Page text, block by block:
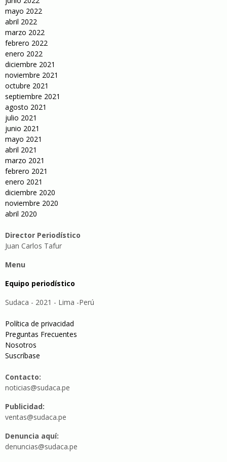
mayo 2022
abril 2022
marzo 2022
febrero 2022
enero 2022
diciembre 2021
noviembre 2021
octubre 2021
septiembre 2021
agosto 2021
julio 2021
junio 2021
mayo 2021
abril 2021
marzo 2021
febrero 2021
enero 2021
diciembre 2020
noviembre 2020
abril 2020
Director Periodístico
Juan Carlos Tafur
Menu
Equipo periodístico
Sudaca - 2021 - Lima -Perú
Política de privacidad
Preguntas Frecuentes
Nosotros
Suscríbase
Contacto:
noticias@sudaca.pe
Publicidad:
ventas@sudaca.pe
Denuncia aquí:
denuncias@sudaca.pe